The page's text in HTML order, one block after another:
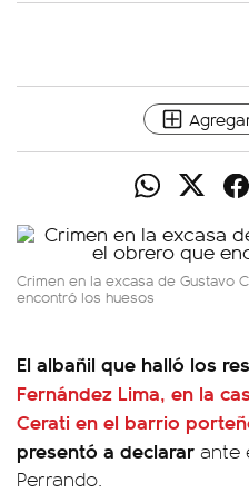
Crimen en la excasa de Gustavo
encontró los huesos
El albañil que halló los
Fernández Lima, en la
Cerati en el barrio
presentó a declarar ante
Perrando.